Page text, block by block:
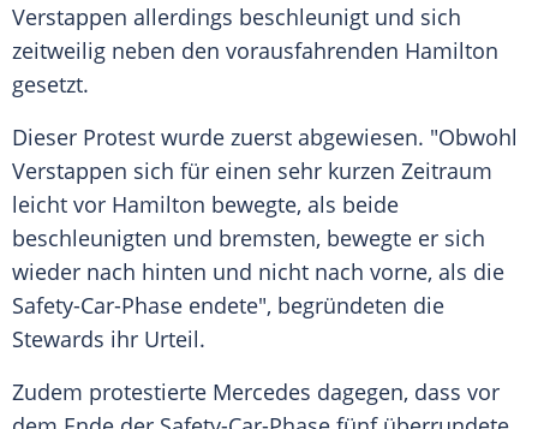
Verstappen allerdings beschleunigt und sich
zeitweilig neben den vorausfahrenden Hamilton
gesetzt.
Dieser Protest wurde zuerst abgewiesen. "Obwohl
Verstappen sich für einen sehr kurzen Zeitraum
leicht vor Hamilton bewegte, als beide
beschleunigten und bremsten, bewegte er sich
wieder nach hinten und nicht nach vorne, als die
Safety-Car-Phase endete", begründeten die
Stewards ihr Urteil.
Zudem protestierte Mercedes dagegen, dass vor